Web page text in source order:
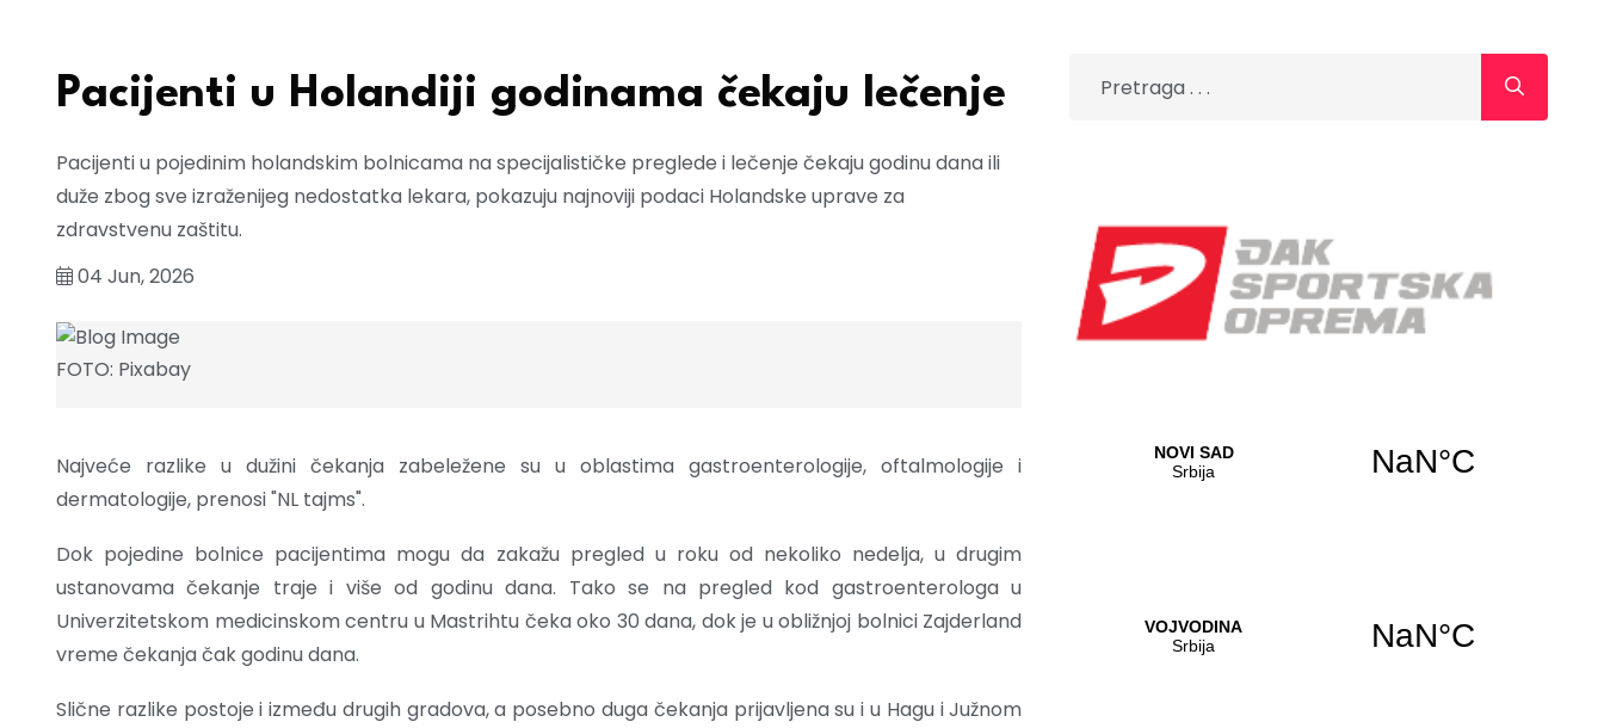
Pacijenti u Holandiji godinama čekaju lečenje
Pacijenti u pojedinim holandskim bolnicama na specijalističke preglede i lečenje čekaju godinu dana ili
duže zbog sve izraženijeg nedostatka lekara, pokazuju najnoviji podaci Holandske uprave za
zdravstvenu zaštitu.
04 Jun, 2026
FOTO: Pixabay
Najveće razlike u dužini čekanja zabeležene su u oblastima gastroenterologije, oftalmologije i
dermatologije, prenosi "NL tajms".
Dok pojedine bolnice pacijentima mogu da zakažu pregled u roku od nekoliko nedelja, u drugim
ustanovama čekanje traje i više od godinu dana. Tako se na pregled kod gastroenterologa u
Univerzitetskom medicinskom centru u Mastrihtu čeka oko 30 dana, dok je u obližnjoj bolnici Zajderland
vreme čekanja čak godinu dana.
Slične razlike postoje i između drugih gradova, a posebno duga čekanja prijavljena su i u Hagu i Južnom